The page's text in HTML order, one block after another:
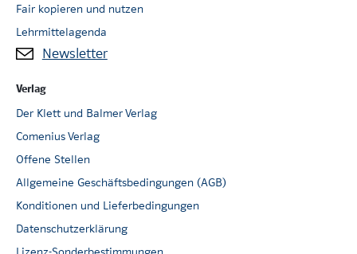
Fair kopieren und nutzen
Lehrmittelagenda
Newsletter
Verlag
Der Klett und Balmer Verlag
Comenius Verlag
Offene Stellen
Allgemeine Geschäftsbedingungen (AGB)
Konditionen und Lieferbedingungen
Datenschutzerklärung